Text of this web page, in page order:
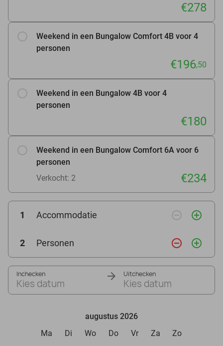
€278
Weekend in een Bungalow Comfort 4B voor 4
personen
€196,50
Weekend in een Bungalow 4B voor 4
personen
€180
Weekend in een Bungalow Comfort 6A voor 6
personen
Verkocht: 2
€234
1 Accommodatie remove_circle_outline add_circle_outline
2 Personen remove_circle_outline add_circle_outline
Inchecken
Kies datum
Uitchecken
Kies datum
augustus 2026
Ma
Di Wo Do Vr Za Zo